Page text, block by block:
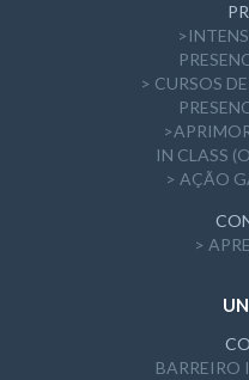
> CURSOS
IN CLASS
> AÇÃO
>
BARREIRO